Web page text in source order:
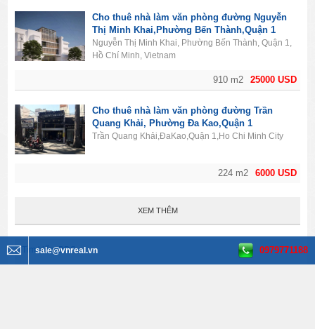
25000 USD
910 m2
Cho thuê nhà làm văn phòng đường Nguyễn
Thị Minh Khai,Phường Bến Thành,Quận 1
Nguyễn Thị Minh Khai, Phường Bến Thành, Quận 1,
Hồ Chí Minh, Vietnam
6000 USD
224 m2
Cho thuê nhà làm văn phòng đường Trần
Quang Khải, Phường Đa Kao,Quận 1
Trần Quang Khải,ĐaKao,Quận 1,Ho Chi Minh City
XEM THÊM
Tìm kiếm BĐS
sale@vnreal.vn 0979771188